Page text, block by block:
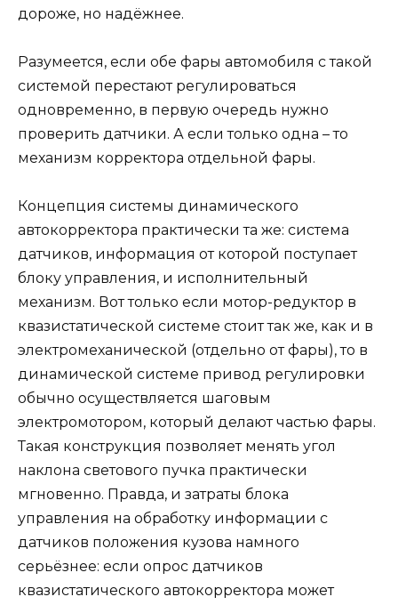
дороже, но надёжнее.
Разумеется, если обе фары автомобиля с такой
системой перестают регулироваться
одновременно, в первую очередь нужно
проверить датчики. А если только одна – то
механизм корректора отдельной фары.
Концепция системы динамического
автокорректора практически та же: система
датчиков, информация от которой поступает
блоку управления, и исполнительный
механизм. Вот только если мотор-редуктор в
квазистатической системе стоит так же, как и в
электромеханической (отдельно от фары), то в
динамической системе привод регулировки
обычно осуществляется шаговым
электромотором, который делают частью фары.
Такая конструкция позволяет менять угол
наклона светового пучка практически
мгновенно. Правда, и затраты блока
управления на обработку информации с
датчиков положения кузова намного
серьёзнее: если опрос датчиков
квазистатического автокорректора может